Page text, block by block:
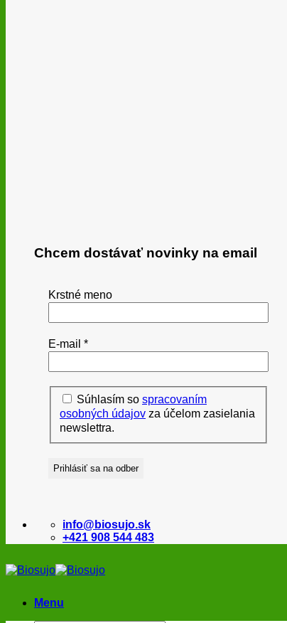
Chcem dostávať novinky na email
Krstné meno
E-mail *
Súhlasím so spracovaním
osobných údajov za účelom zasielania
newslettra.
info@biosujo.sk
+421 908 544 483
Menu